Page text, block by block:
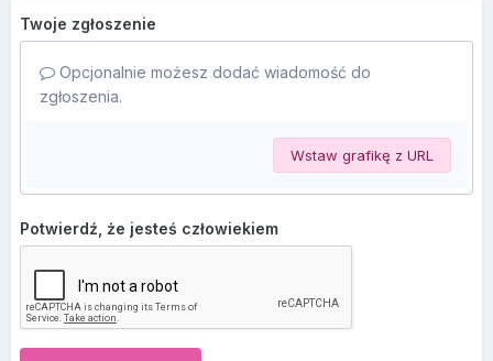
Twoje zgłoszenie
Opcjonalnie możesz dodać wiadomość do
zgłoszenia.
Wstaw grafikę z URL
Potwierdź, że jesteś człowiekiem